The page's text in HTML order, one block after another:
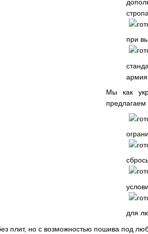
при
Мы как
для
плит, но с возможностью пошива под